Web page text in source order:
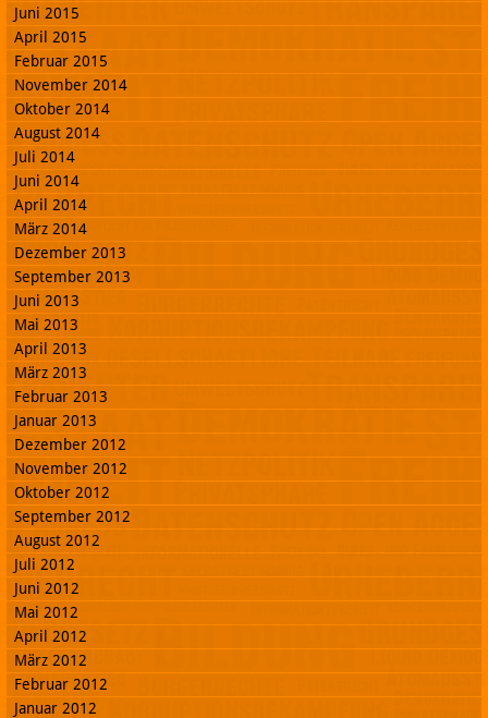
Juni 2015
April 2015
Februar 2015
November 2014
Oktober 2014
August 2014
Juli 2014
Juni 2014
April 2014
März 2014
Dezember 2013
September 2013
Juni 2013
Mai 2013
April 2013
März 2013
Februar 2013
Januar 2013
Dezember 2012
November 2012
Oktober 2012
September 2012
August 2012
Juli 2012
Juni 2012
Mai 2012
April 2012
März 2012
Februar 2012
Januar 2012